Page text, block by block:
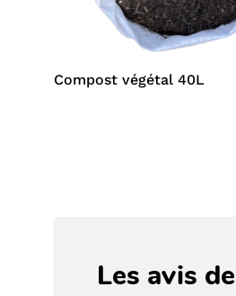
Compost végétal 40L
Les avis